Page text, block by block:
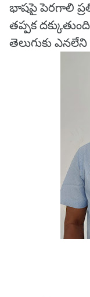
భాషపై పెరగాలి
తప్పక దక్కుతుంది
తెలుగుకు